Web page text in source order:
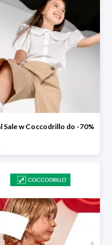
Sale w Coccodrillo do -70%